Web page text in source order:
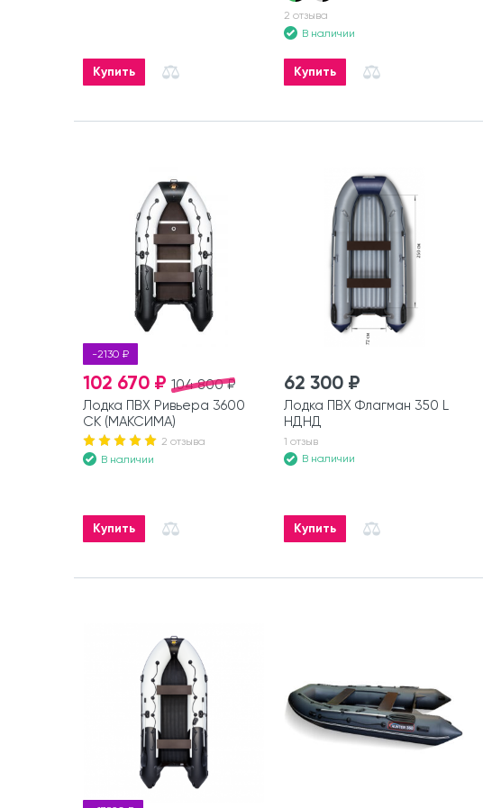
Купить
2 отзыва
В наличии
Купить
-2130 ₽
104 800 ₽
102 670 ₽
Лодка ПВХ Ривьера 3600
СК (МАКСИМА)
2 отзыва
В наличии
Купить
62 300 ₽
Лодка ПВХ Флагман 350 L
НДНД
1 отзыв
В наличии
Купить